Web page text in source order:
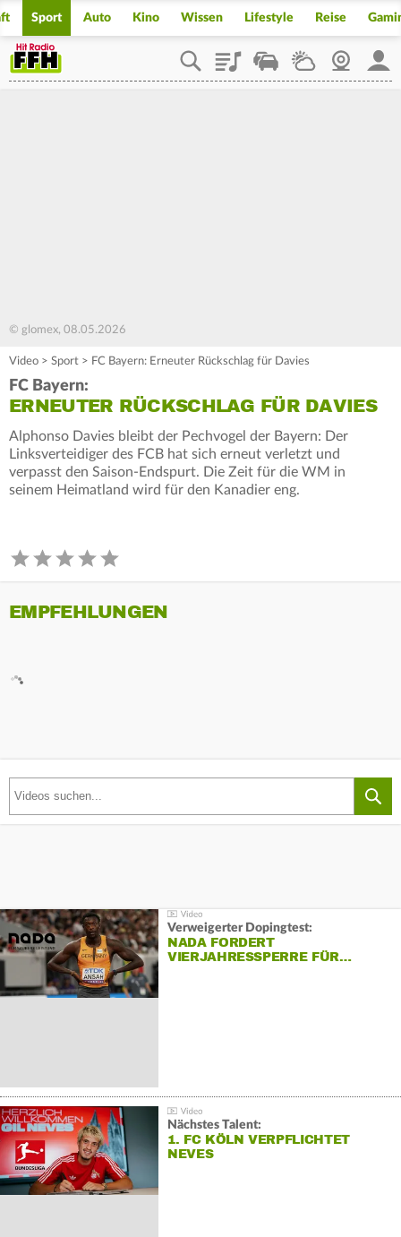
Sport Auto Kino Wissen Lifestyle Reise
PlaylistStaupilotWetterWebcam
© glomex, 08.05.2026
Video > Sport > FC Bayern: Erneuter Rückschlag für Davies
FC Bayern:
ERNEUTER RÜCKSCHLAG FÜR DAVIES
Alphonso Davies bleibt der Pechvogel der Bayern: Der
Linksverteidiger des FCB hat sich erneut verletzt und
verpasst den Saison-Endspurt. Die Zeit für die WM in
seinem Heimatland wird für den Kanadier eng.
EMPFEHLUNGEN
Verweigerter Dopingtest:
NADA FORDERT
VIERJAHRESSPERRE FÜR…
Nächstes Talent:
1. FC KÖLN VERPFLICHTET
NEVES